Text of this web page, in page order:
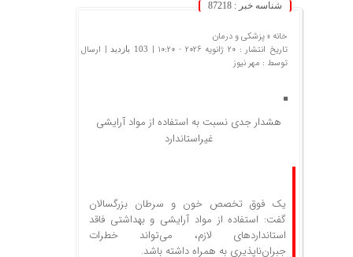
شناسه خبر : 87218
خانه »پزشکی و درمان
تاریخ انتشار : 20 ژانویه 2026 - 10:20 |
103 بازدید
| ارسال
توسط : مهر نیوز
هشدار جدی نسبت به استفاده از مواد آرایشی
غیراستاندارد
یک فوق تخصص خون و سرطان بزرگسالان
گفت: استفاده از مواد آرایشی و بهداشتی فاقد
استانداردهای لازم، می‌تواند خطرات
جبران‌ناپذیری به همراه داشته باشد.